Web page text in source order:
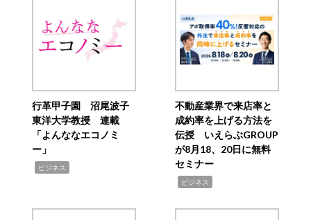
行革甲子園 沼尾波子
東洋大学教授 連載
「よんななエコノミ
ー」
ビジネス
不動産業界で来店率と
成約率を上げる方法を
伝授 いえらぶGROUP
が8月18、20日に無料
セミナー
ビジネス